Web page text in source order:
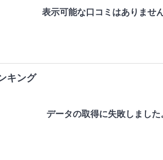
表示可能な口コミはありません
キング
データの取得に失敗しました